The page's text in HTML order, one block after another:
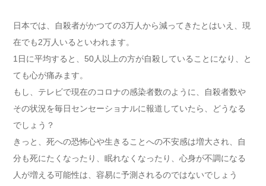
日本では、自殺者がかつての3万人から減ってきたとはいえ、現
在でも2万人いるといわれます。
1日に平均すると、50人以上の方が自殺していることになり、と
ても心が痛みます。
もし、テレビで現在のコロナの感染者数のように、自殺者数や
その状況を毎日センセーショナルに報道していたら、どうなる
でしょう？
きっと、死への恐怖心や生きることへの不安感は増大され、自
分も死にたくなったり、眠れなくなったり、心身が不調になる
人が増える可能性は、容易に予測されるのではないでしょう